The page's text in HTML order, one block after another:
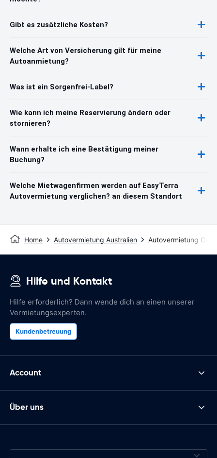
Gibt es zusätzliche Kosten?
Welche Art von Versicherung gilt für meine
Autoanmietung?
Was ist ein Sorgenfrei-Label?
Wie kann ich meine Reservierung ändern oder
stornieren?
Wann erhalte ich eine Bestätigung meiner
Buchung?
Welche Mietwagenfirmen werden auf EasyTerra
Autovermietung verglichen? an diesem Standort
Home Autovermietung Australien Autovermietung
Hilfe und Kontakt
Hilfe erforderlich? Dann wende dich an einen unserer
Vermietungsexperten.
Kundenbetreuung
Account
Über uns